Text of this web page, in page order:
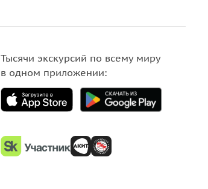
Тысячи экскурсий по всему миру
в одном приложении: